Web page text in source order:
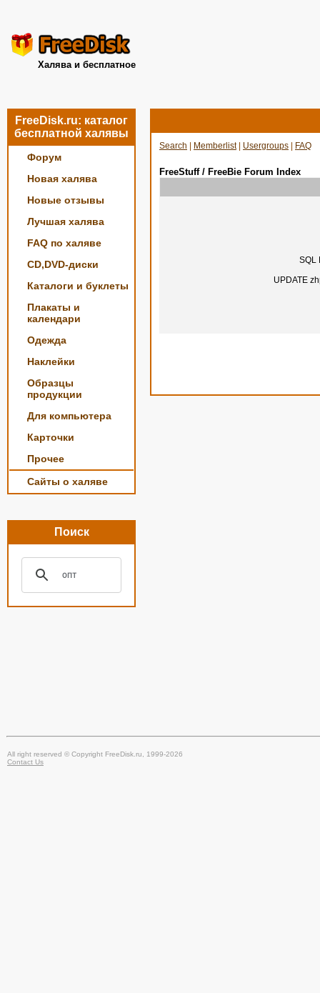
Халява и бесплатное
FreeDisk.ru: каталог
бесплатной халявы
Форум
Новая халява
Новые отзывы
Лучшая халява
FAQ по халяве
CD,DVD-диски
Каталоги и буклеты
Плакаты и
календари
Одежда
Наклейки
Образцы
продукции
Для компьютера
Карточки
Прочее
Сайты о халяве
Поиск
Search Memberlist| Usergroups FAQ
FreeStuff / FreeBie Forum Index
SQL
UPDATE
All right reserved © Copyright FreeDisk.ru, 1999-2026
Contact Us